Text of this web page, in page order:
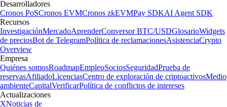
Desarrolladores
Cronos PoSCronos EVMCronos zkEVMPay SDKAI Agent SDK
Recursos
InvestigaciónMercadoAprenderConversor BTC/USDGlosarioWidgets
de preciosBot de TelegramPolítica de reclamacionesAsistenciaCrypto
Overview
Empresa
Quiénes somosRoadmapEmpleoSociosSeguridadPrueba de
reservasAfiliadoLicenciasCentro de exploración de criptoactivosMedio
ambienteCapitalVerificarPolítica de conflictos de intereses
Actualizaciones
XNoticias de